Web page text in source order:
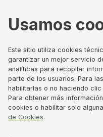
Aviso legal
Política de
Política de Cookies
Canal de denuncias
Gobierno
Usamos
Este sitio utiliza cookies
garantizar un mejor servicio
analíticas para recopilar
parte de los usuarios. Para
habilitarlas o no haciendo
Para obtener más
cookies o habilitar solo
de Cookies.